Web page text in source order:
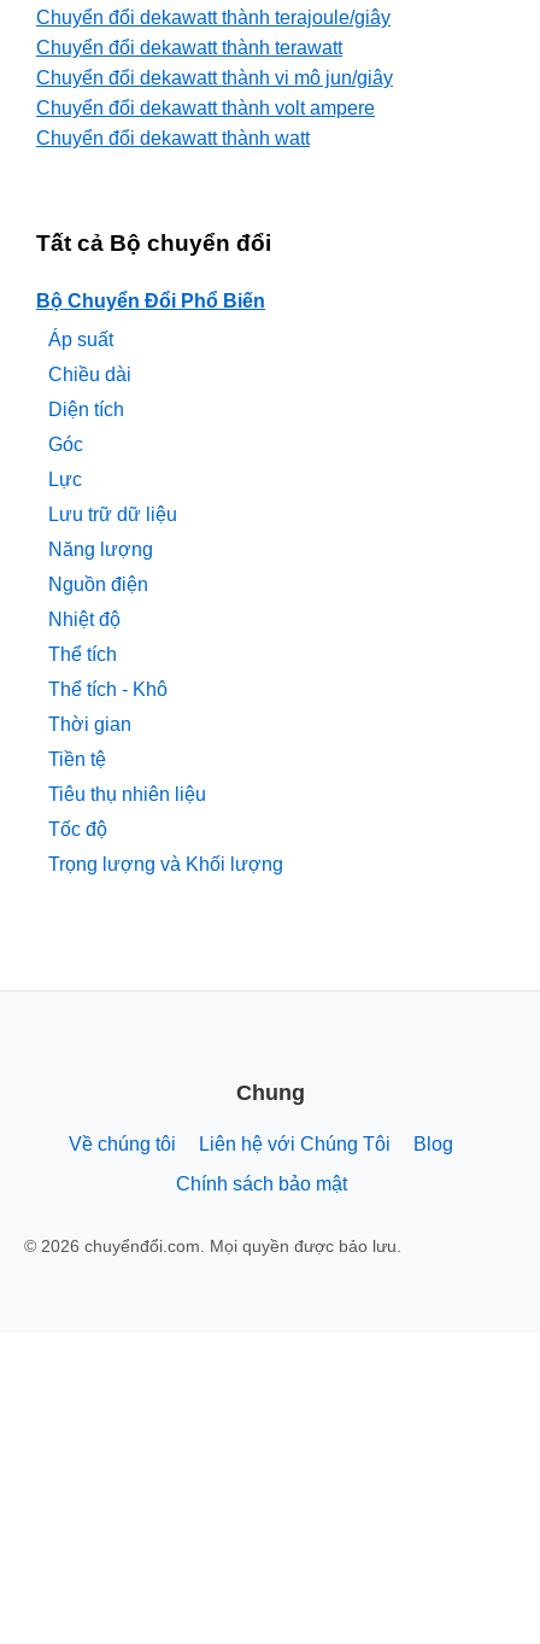
Chuyển đổi dekawatt thành terajoule/giây
Chuyển đổi dekawatt thành terawatt
Chuyển đổi dekawatt thành vi mô jun/giây
Chuyển đổi dekawatt thành volt ampere
Chuyển đổi dekawatt thành watt
Tất cả Bộ chuyển đổi
Bộ Chuyển Đổi Phổ Biến
Áp suất
Chiều dài
Diện tích
Góc
Lực
Lưu trữ dữ liệu
Năng lượng
Nguồn điện
Nhiệt độ
Thể tích
Thể tích - Khô
Thời gian
Tiền tệ
Tiêu thụ nhiên liệu
Tốc độ
Trọng lượng và Khối lượng
Chung
Về chúng tôi Liên hệ với Chúng Tôi
Blog
Chính sách bảo mật
© 2026 chuyểnđổi.com. Mọi quyền được bảo lưu.